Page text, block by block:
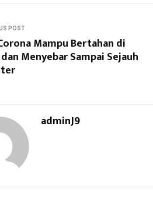
POST
Mampu Bertahan di
Menyebar Sampai Sejauh
adminJ9